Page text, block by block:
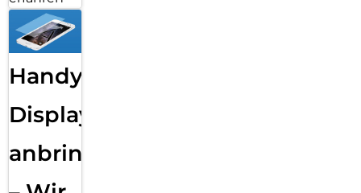
Smartphone
Datensicherung
– Wir
sichern
Deine